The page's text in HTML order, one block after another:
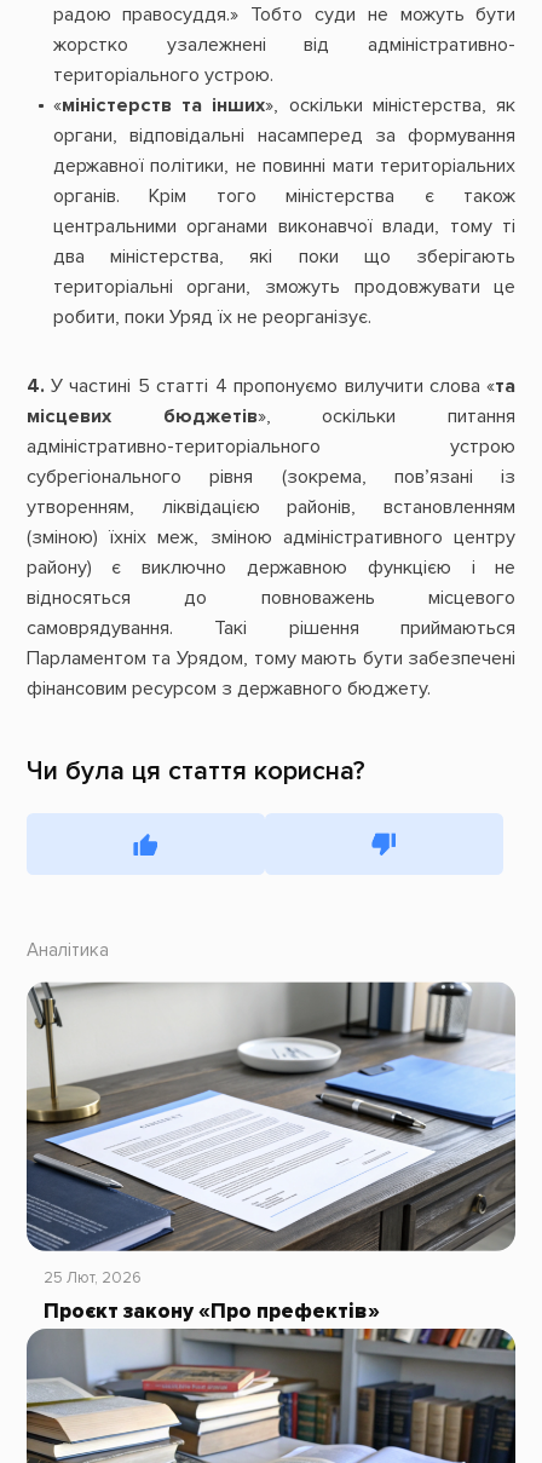
радою правосуддя.» Тобто суди не можуть бути
жорстко узалежнені від адміністративно-
територіального устрою.
«міністерств та інших», оскільки міністерства, як
органи, відповідальні насамперед за формування
державної політики, не повинні мати територіальних
органів. Крім того міністерства є також
центральними органами виконавчої влади, тому ті
два міністерства, які поки що зберігають
територіальні органи, зможуть продовжувати це
робити, поки Уряд їх не реорганізує.
4.У частині 5 статті 4 пропонуємо вилучити слова «та
місцевих бюджетів», оскільки питання
адміністративно-територіального устрою
субрегіонального рівня (зокрема, пов’язані із
утворенням, ліквідацією районів, встановленням
(зміною) їхніх меж, зміною адміністративного центру
району) є виключно державною функцією і не
відносяться до повноважень місцевого
самоврядування. Такі рішення приймаються
Парламентом та Урядом, тому мають бути забезпечені
фінансовим ресурсом з державного бюджету.
Чи була ця стаття корисна?
Аналітика
25 Лют, 2026
Проєкт закону «Про префектів»